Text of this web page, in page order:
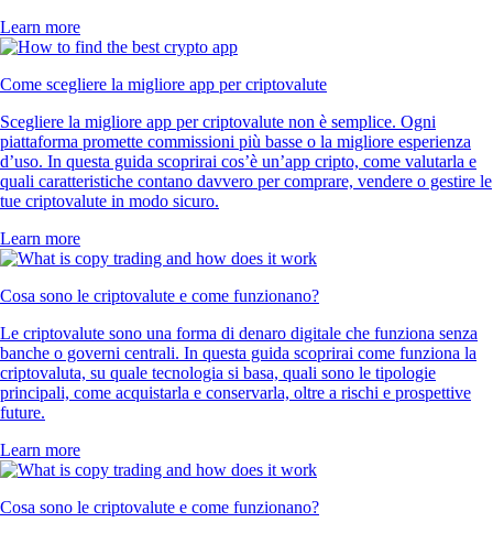
Learn more
Come scegliere la migliore app per criptovalute
Scegliere la migliore app per criptovalute non è semplice. Ogni
piattaforma promette commissioni più basse o la migliore esperienza
d’uso. In questa guida scoprirai cos’è un’app cripto, come valutarla e
quali caratteristiche contano davvero per comprare, vendere o gestire le
tue criptovalute in modo sicuro.
Learn more
Cosa sono le criptovalute e come funzionano?
Le criptovalute sono una forma di denaro digitale che funziona senza
banche o governi centrali. In questa guida scoprirai come funziona la
criptovaluta, su quale tecnologia si basa, quali sono le tipologie
principali, come acquistarla e conservarla, oltre a rischi e prospettive
future.
Learn more
Cosa sono le criptovalute e come funzionano?